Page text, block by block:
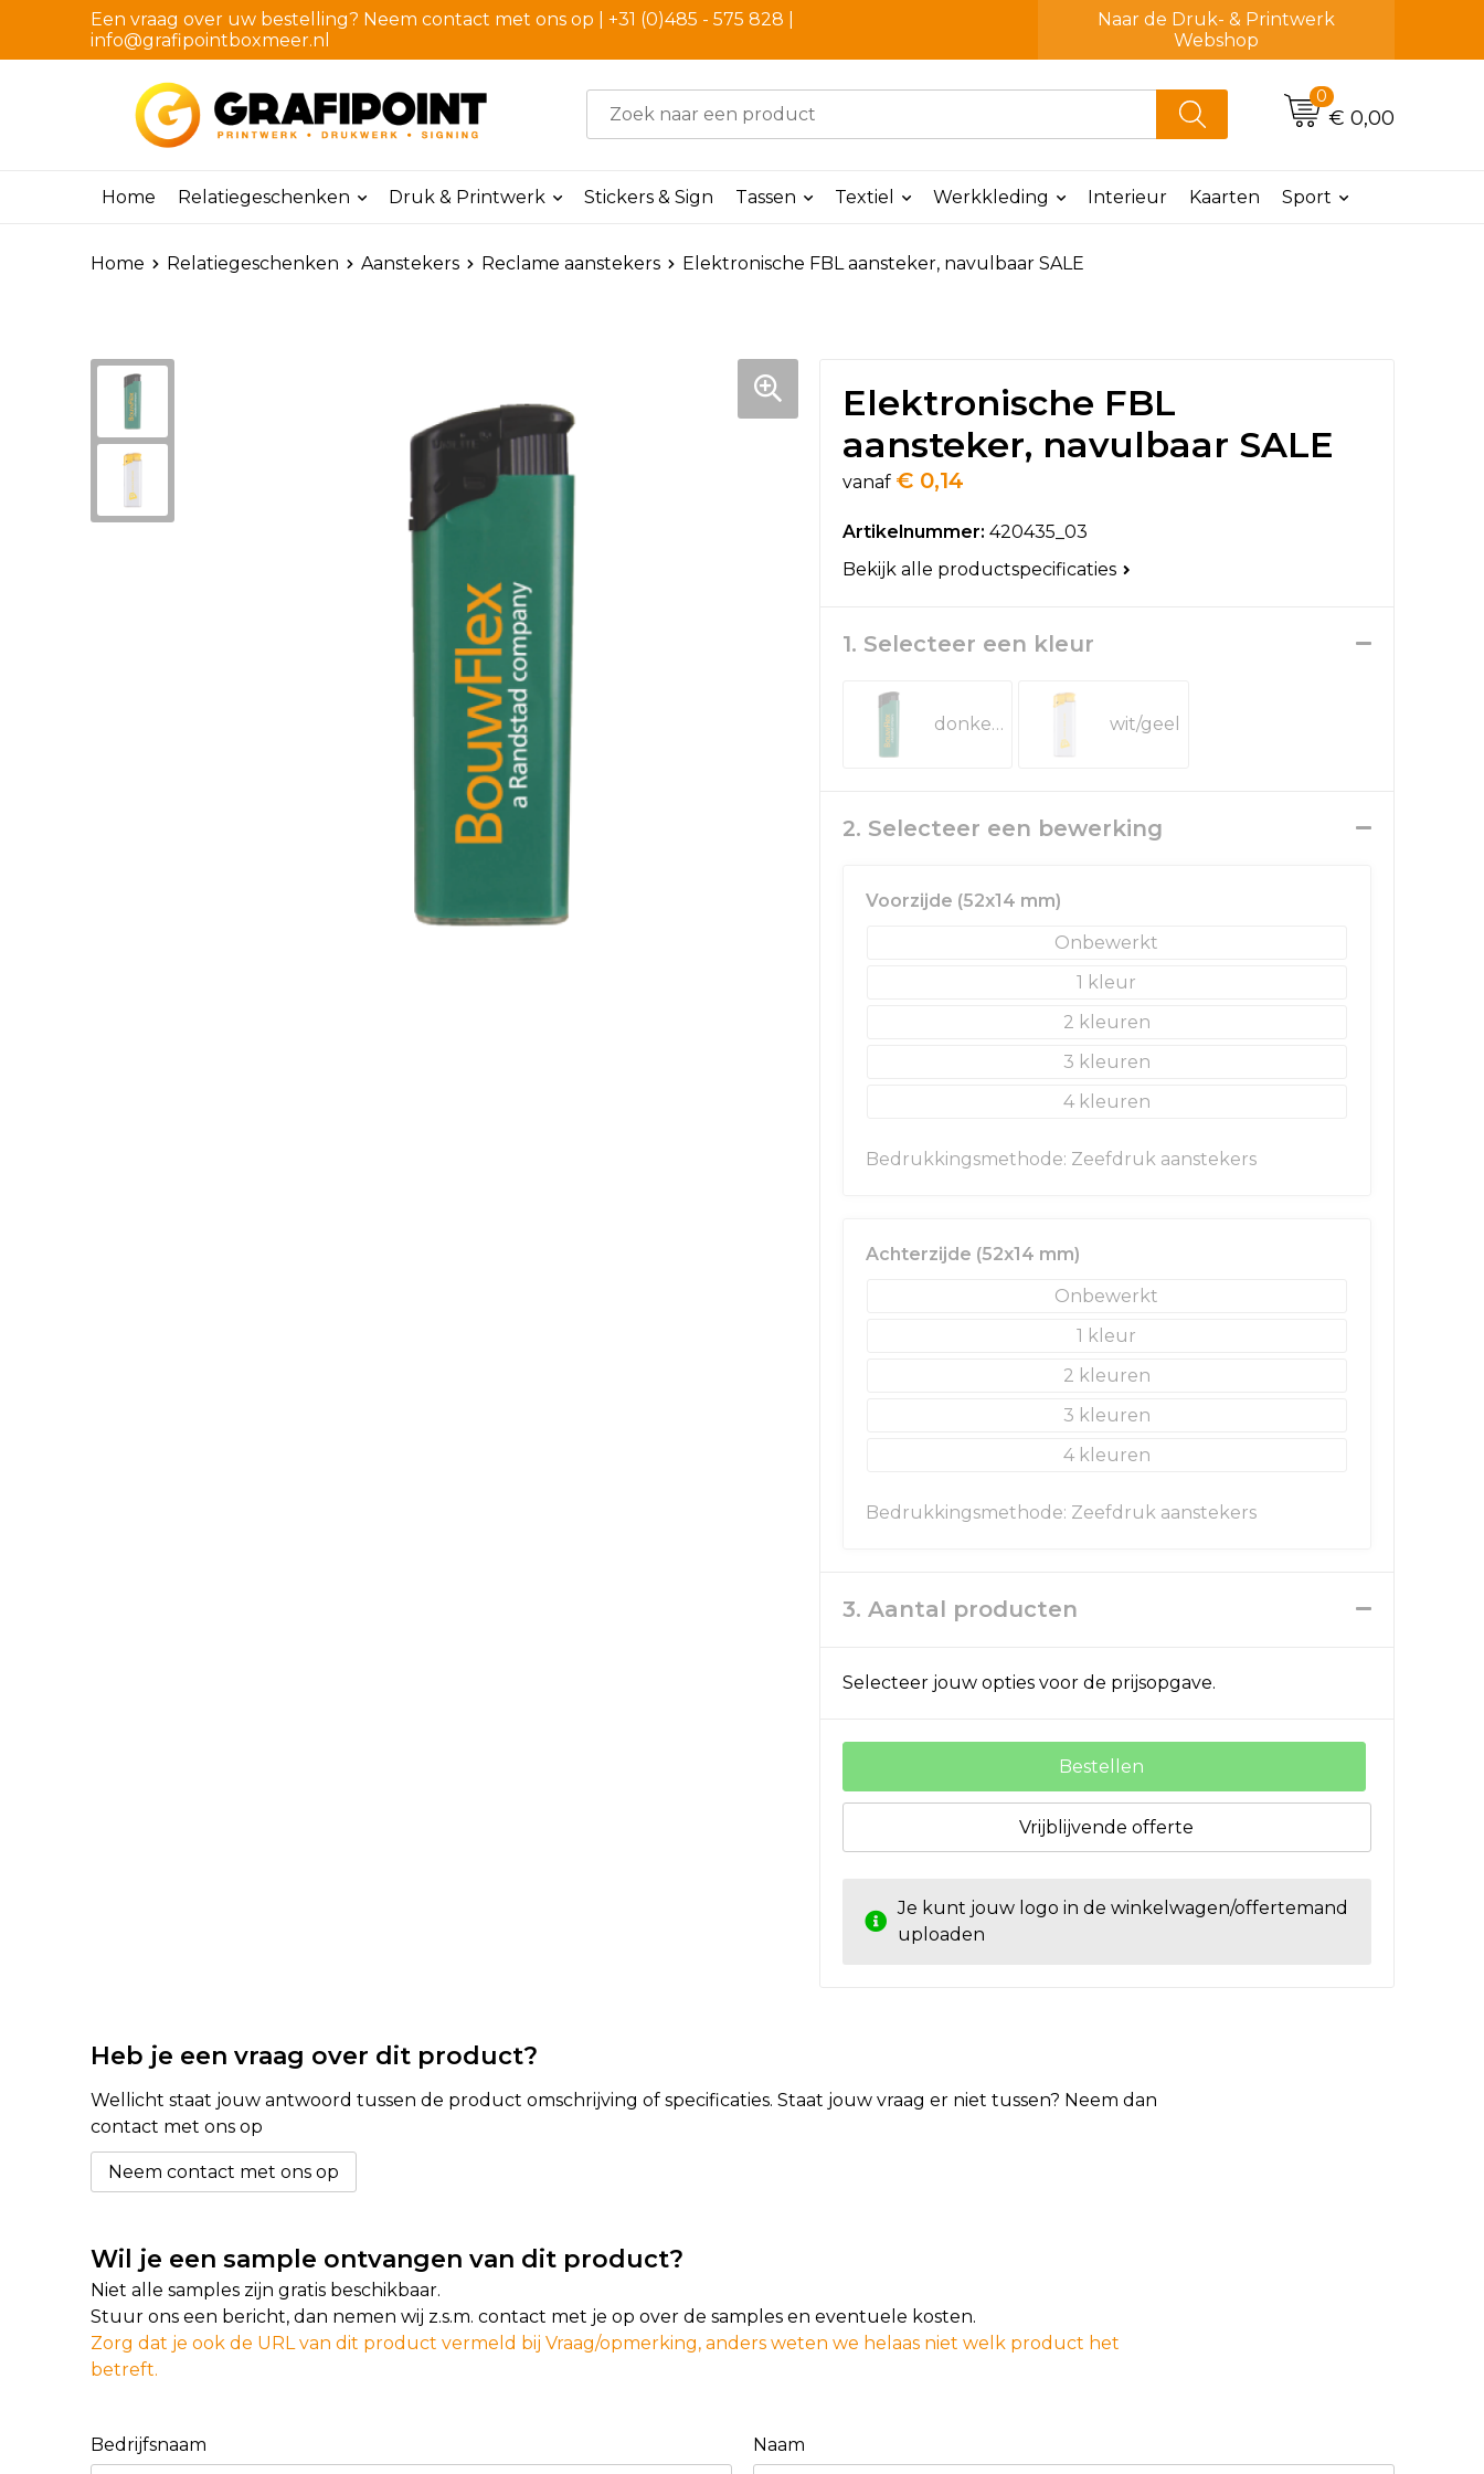
Een vraag over uw bestelling? Neem contact met ons op | +31 (0)485 - 575 828 |
info@grafipointboxmeer.nl
Naar de Druk- & Printwerk
Webshop
0
€ 0,00
Home Relatiegeschenken Druk & Printwerk Stickers & Sign Tassen Textiel Werkkleding Interieur Kaarten Sport
Home Relatiegeschenken Aanstekers Reclame aanstekers Elektronische FBL aansteker, navulbaar SALE
Elektronische FBL
aansteker, navulbaar SALE
vanaf € 0,14
Artikelnummer: 420435_03
Bekijk alle productspecificaties
1. Selecteer een kleur
donkergroen wit/geel
2. Selecteer een bewerking
Voorzijde (52x14 mm)
Onbewerkt
1
2
3
4
Bedrukkingsmethode: Zeefdruk aanstekers
Achterzijde (52x14 mm)
Onbewerkt
1
2
3
4
Bedrukkingsmethode: Zeefdruk aanstekers
3. Aantal producten
Selecteer jouw opties voor de prijsopgave.
Bestellen
Vrijblijvende offerte
Je kunt jouw logo in de winkelwagen/offertemand
uploaden
Heb je een vraag over dit product?
Wellicht staat jouw antwoord tussen de product omschrijving of specificaties. Staat jouw vraag er niet tussen? Neem dan
contact met ons op
Neem contact met ons op
Wil je een sample ontvangen van dit product?
Niet alle samples zijn gratis beschikbaar.
Stuur ons een bericht, dan nemen wij z.s.m. contact met je op over de samples en eventuele kosten.
Zorg dat je ook de URL van dit product vermeld bij Vraag/opmerking, anders weten we helaas niet welk product het
betreft.
Bedrijfsnaam Naam